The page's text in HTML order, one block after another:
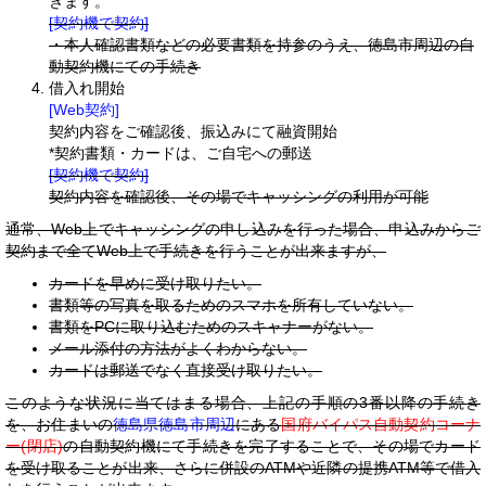
[契約機で契約]
・本人確認書類などの必要書類を持参のうえ、徳島市周辺の自
動契約機にての手続き
借入れ開始
[Web契約]
契約内容をご確認後、振込みにて融資開始
*契約書類・カードは、ご自宅への郵送
[契約機で契約]
契約内容を確認後、その場でキャッシングの利用が可能
通常、Web上でキャッシングの申し込みを行った場合、申込みからご
契約まで全てWeb上で手続きを行うことが出来ますが、
カードを早めに受け取りたい。
書類等の写真を取るためのスマホを所有していない。
書類をPCに取り込むためのスキャナーがない。
メール添付の方法がよくわからない。
カードは郵送でなく直接受け取りたい。
このような状況に当てはまる場合、上記の手順の3番以降の手続き
を、お住まいの徳島県徳島市周辺にある国府バイパス自動契約コーナ
ー(閉店)の自動契約機にて手続きを完了することで、その場でカード
を受け取ることが出来、さらに併設のATMや近隣の提携ATM等で借入